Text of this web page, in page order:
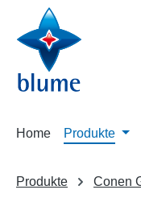
Hauptinhalt springen
Zur Suche springen
Zur
Home Produkte
Produkte Conen